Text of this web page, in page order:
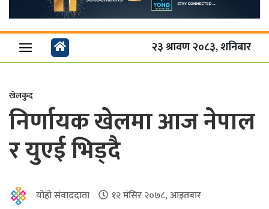
२३ श्रावण २०८३, शनिबार
खेलकुद
निर्णायक खेलमा आज नेपाल
र युएई भिड्दै
योहो संवाददाता १२ मंसिर २०७८, आइतबार